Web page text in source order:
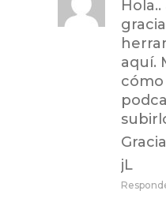
aquí.
jL